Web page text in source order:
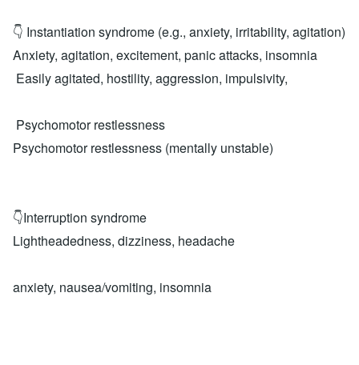
👇 Instantiation syndrome (e.g., anxiety, irritability, agitation)
Anxiety, agitation, excitement, panic attacks, insomnia
Easily agitated, hostility, aggression, impulsivity,
Psychomotor restlessness
Psychomotor restlessness (mentally unstable)
👇Interruption syndrome
Lightheadedness, dizziness, headache
anxiety, nausea/vomiting, insomnia